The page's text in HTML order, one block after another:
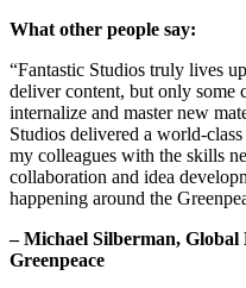
What other people say:
“Fantastic Studios truly lives
deliver content, but only some
internalize and master new
Studios delivered a world-
my colleagues with the skills
collaboration and idea
happening around the
– Michael Silberman,
Greenpeace